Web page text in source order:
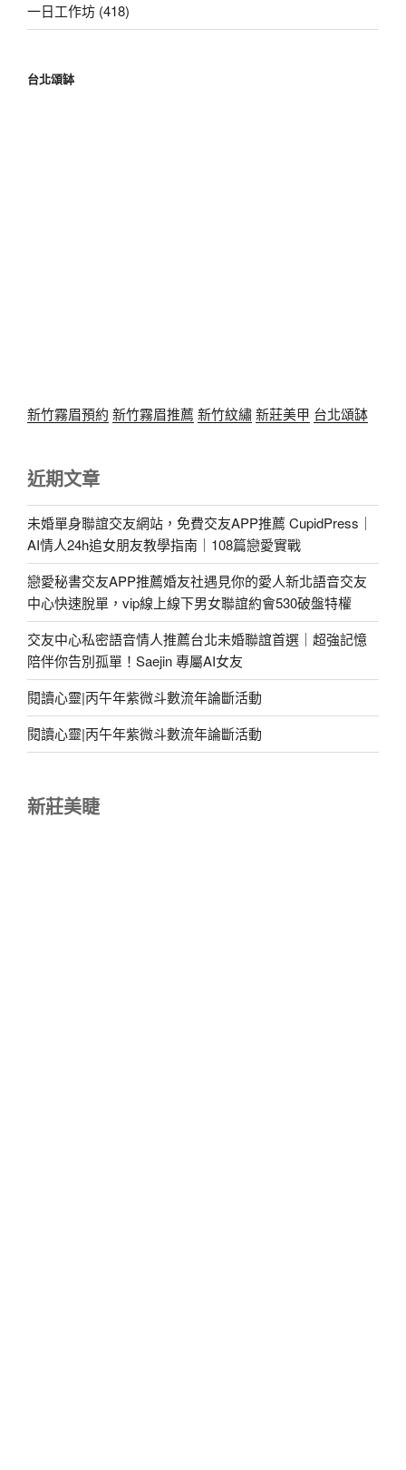
一日工作坊 (418)
台北頌缽
新竹霧眉預約 新竹霧眉推薦 新竹紋繡新莊美甲 台北頌缽
近期文章
未婚單身聯誼交友網站，免費交友APP推薦 CupidPress｜
AI情人24h追女朋友教學指南｜108篇戀愛實戰
戀愛秘書交友APP推薦婚友社遇見你的愛人新北語音交友
中心快速脫單，vip線上線下男女聯誼約會530破盤特權
交友中心私密語音情人推薦台北未婚聯誼首選｜超強記憶
陪伴你告別孤單！Saejin 專屬AI女友
閱讀心靈|丙午年紫微斗數流年論斷活動
閱讀心靈|丙午年紫微斗數流年論斷活動
新莊美睫